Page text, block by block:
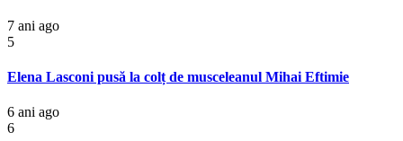
7 ani ago
5
Elena Lasconi pusă la colț de musceleanul Mihai Eftimie
6 ani ago
6